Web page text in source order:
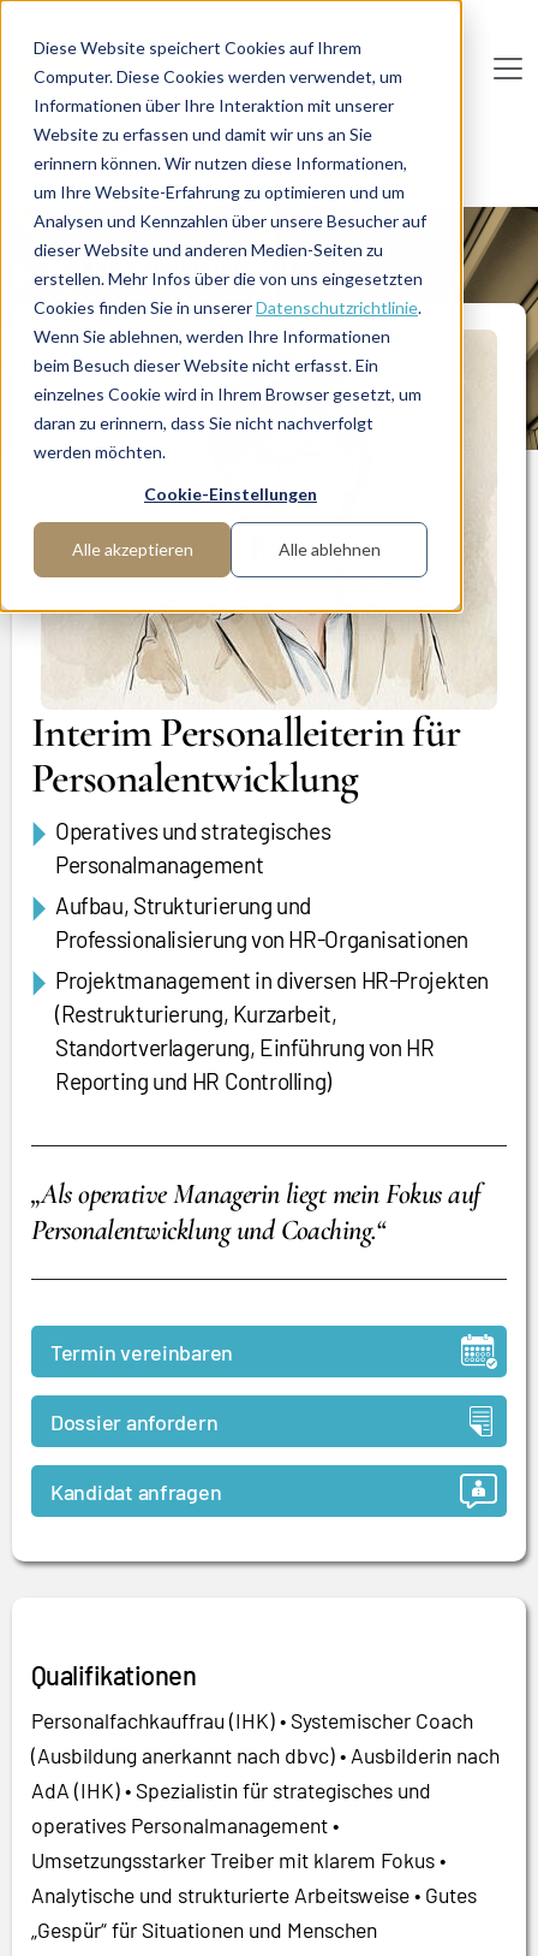
Diese Website speichert Cookies auf Ihrem
Computer. Diese Cookies werden verwendet, um
Informationen über Ihre Interaktion mit unserer
Website zu erfassen und damit wir uns an Sie
erinnern können. Wir nutzen diese Informationen,
um Ihre Website-Erfahrung zu optimieren und um
Analysen und Kennzahlen über unsere Besucher auf
dieser Website und anderen Medien-Seiten zu
erstellen. Mehr Infos über die von uns eingesetzten
Cookies finden Sie in unsererDatenschutzrichtlinie.
Wenn Sie ablehnen, werden Ihre Informationen
beim Besuch dieser Website nicht erfasst. Ein
einzelnes Cookie wird in Ihrem Browser gesetzt, um
daran zu erinnern, dass Sie nicht nachverfolgt
werden möchten.
Cookie-Einstellungen
Alle akzeptieren Alle ablehnen
Deutsc he InterimAG
Home
Manager-Übersicht
Interim Personalleiterin für Personalentwicklung
MANAGERPROFIL
Interim Personalleiterin für
Personalentwicklung
Operatives und strategisches
Personalmanagement
Aufbau, Strukturierung und
Professionalisierung von HR-Organisationen
Projektmanagement in diversen HR-Projekten
(Restrukturierung, Kurzarbeit,
Standortverlagerung, Einführung von HR
Reporting und HR Controlling)
„Als operative Managerin liegt mein Fokus auf
Personalentwicklung und Coaching.“
Termin vereinbaren
Dossier anfordern
Kandidat anfragen
Qualifikationen
Personalfachkauffrau (IHK) • Systemischer Coach
(Ausbildung anerkannt nach dbvc) • Ausbilderin nach
AdA (IHK) • Spezialistin für strategisches und
operatives Personalmanagement •
Umsetzungsstarker Treiber mit klarem Fokus •
Analytische und strukturierte Arbeitsweise • Gutes
„Gespür“ für Situationen und Menschen